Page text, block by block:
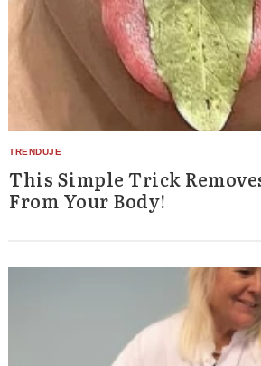
This Simple Trick
From Your Body!